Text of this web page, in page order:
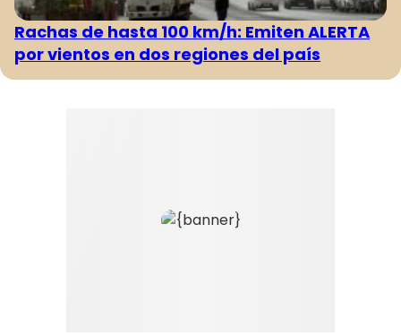
Rachas de hasta 100 km/h: Emiten ALERTA
por vientos en dos regiones del país